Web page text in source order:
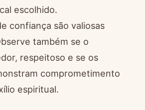
escolhido.
confiança são valiosas
também se o
respeitoso e se os
comprometimento
espiritual.